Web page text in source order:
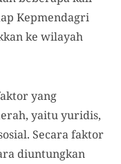
Kepmendagri
ke wilayah
yang
yaitu yuridis,
Secara faktor
diuntungkan